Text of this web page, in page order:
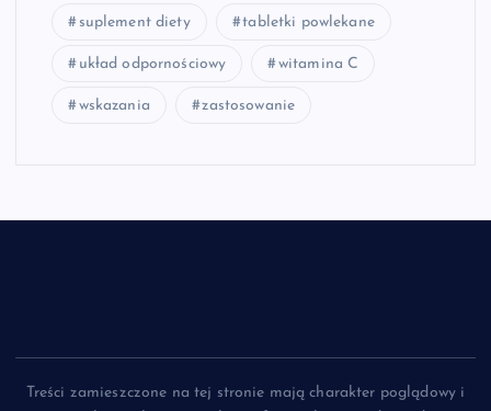
suplement diety tabletki powlekane
układ odpornościowy witamina C
wskazania zastosowanie
Treści zamieszczone na tej stronie mają charakter poglądowy i